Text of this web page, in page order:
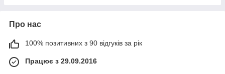
Про нас
100% позитивних з 90 відгуків за рік
Працює з 29.09.2016